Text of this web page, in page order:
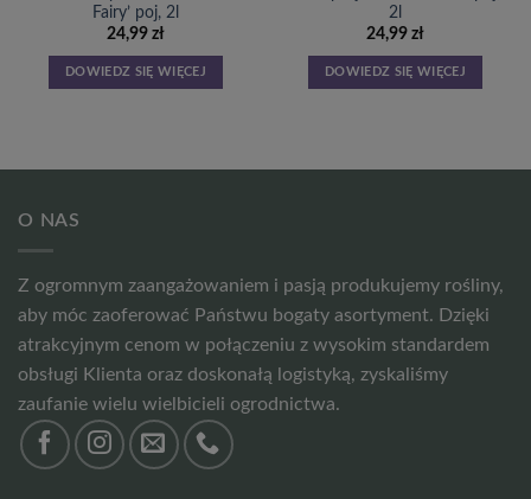
Fairy’ poj, 2l
24,99 zł
DOWIEDZ SIĘ WIĘCEJ
2l
24,99 zł
DOWIEDZ SIĘ WIĘCEJ
O NAS
Z ogromnym zaangażowaniem i pasją produkujemy rośliny,
aby móc zaoferować Państwu bogaty asortyment. Dzięki
atrakcyjnym cenom w połączeniu z wysokim standardem
obsługi Klienta oraz doskonałą logistyką, zyskaliśmy
zaufanie wielu wielbicieli ogrodnictwa.